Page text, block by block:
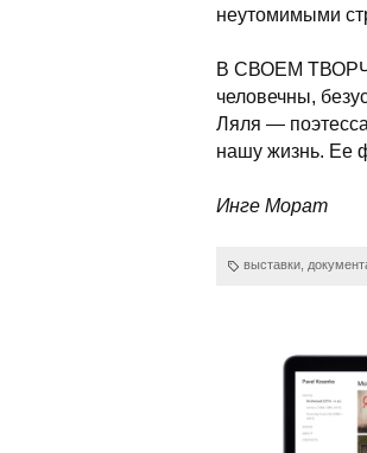
неутомимыми
В СВОЕМ
человечны,
Ляля —
нашу жизнь. Ее
Инге Морат
выставки